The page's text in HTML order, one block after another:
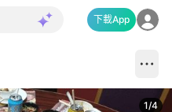
下載App
1/4